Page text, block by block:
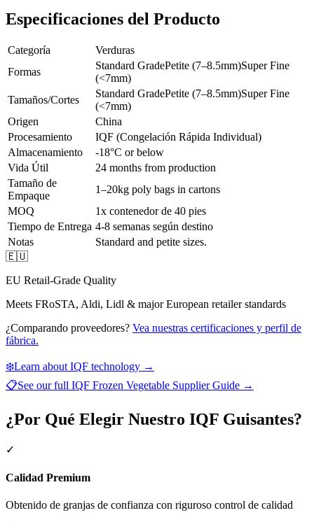
Especificaciones del Producto
Categoría
Verduras
Formas
Standard GradePetite (7–8.5mm)Super Fine
(<7mm)
Tamaños/Cortes
Standard GradePetite (7–8.5mm)Super Fine
(<7mm)
Origen
China
Procesamiento
IQF (Congelación Rápida Individual)
Almacenamiento
-18°C or below
Vida Útil
24 months from production
Tamaño de
Empaque
1–20kg poly bags in cartons
MOQ
1x contenedor de 40 pies
Tiempo de Entrega 4-8 semanas según destino
Notas
Standard and petite sizes.
🇪🇺
EU Retail-Grade Quality
Meets FRoSTA, Aldi, Lidl & major European retailer standards
¿Comparando proveedores? Vea nuestras certificaciones y perfil de
fábrica.
❄️Learn about IQF technology →
📋See our full IQF Frozen Vegetable Supplier Guide →
¿Por Qué Elegir Nuestro IQF Guisantes?
✓
Calidad Premium
Obtenido de granjas de confianza con riguroso control de calidad